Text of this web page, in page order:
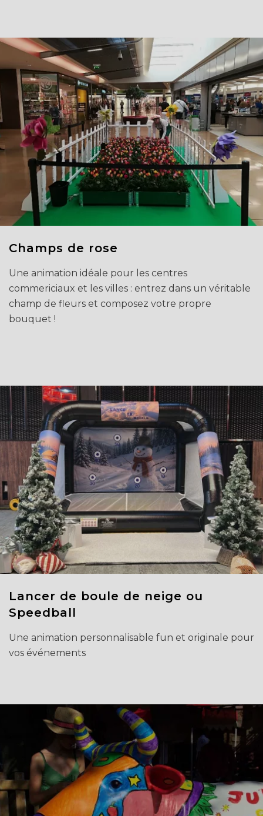
Champs de rose
Une animation idéale pour les centres
commericiaux et les villes : entrez dans un véritable
champ de fleurs et composez votre propre
bouquet !
Lancer de boule de neige ou
Speedball
Une animation personnalisable fun et originale pour
vos événements